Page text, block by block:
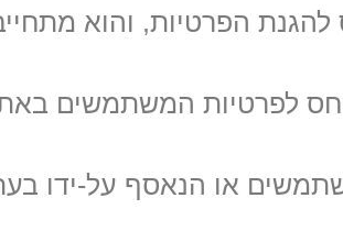
הפרטיות, והוא
לפרטיות המשתמשים
או הנאסף על-ידו